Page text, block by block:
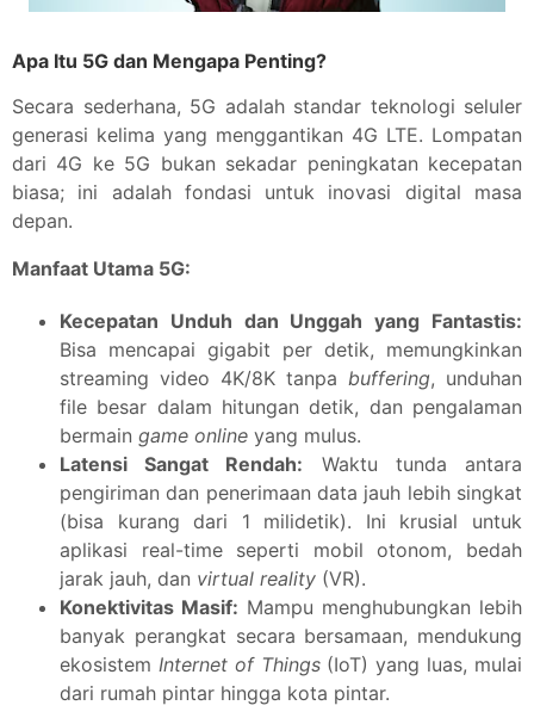
Apa Itu 5G dan Mengapa Penting?
Secara sederhana, 5G adalah standar teknologi seluler
generasi kelima yang menggantikan 4G LTE. Lompatan
dari 4G ke 5G bukan sekadar peningkatan kecepatan
biasa; ini adalah fondasi untuk inovasi digital masa
depan.
Manfaat Utama 5G:
Kecepatan Unduh dan Unggah yang Fantastis:
Bisa mencapai gigabit per detik, memungkinkan
streaming video 4K/8K tanpa buffering, unduhan
file besar dalam hitungan detik, dan pengalaman
bermain game online yang mulus.
Latensi Sangat Rendah: Waktu tunda antara
pengiriman dan penerimaan data jauh lebih singkat
(bisa kurang dari 1 milidetik). Ini krusial untuk
aplikasi real-time seperti mobil otonom, bedah
jarak jauh, dan virtual reality (VR).
Konektivitas Masif: Mampu menghubungkan lebih
banyak perangkat secara bersamaan, mendukung
ekosistem Internet of Things(IoT) yang luas, mulai
dari rumah pintar hingga kota pintar.